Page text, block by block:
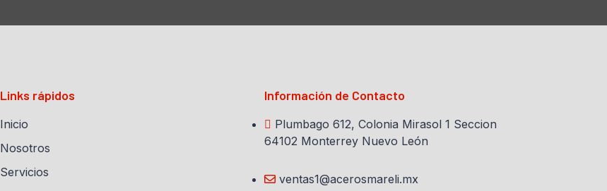
Links rápidos
Inicio
Nosotros
Servicios
Información de Contacto
Plumbago 612, Colonia Mirasol 1 Seccion
64102 Monterrey Nuevo León
ventas1@acerosmareli.mx